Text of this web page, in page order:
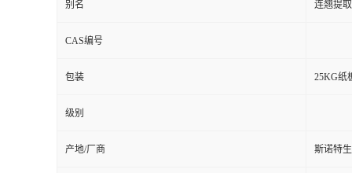
别名 连翘提
CAS编号
包装 25KG纸
级别
产地/厂商 斯诺特